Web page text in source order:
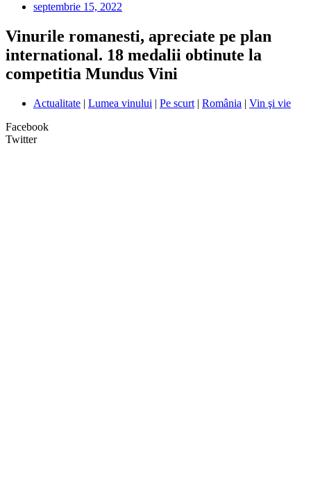
septembrie 15, 2022
Vinurile romanesti, apreciate pe plan
international. 18 medalii obtinute la
competitia Mundus Vini
Actualitate | Lumea vinului | Pe scurt | România | Vin şi vie
Facebook
Twitter